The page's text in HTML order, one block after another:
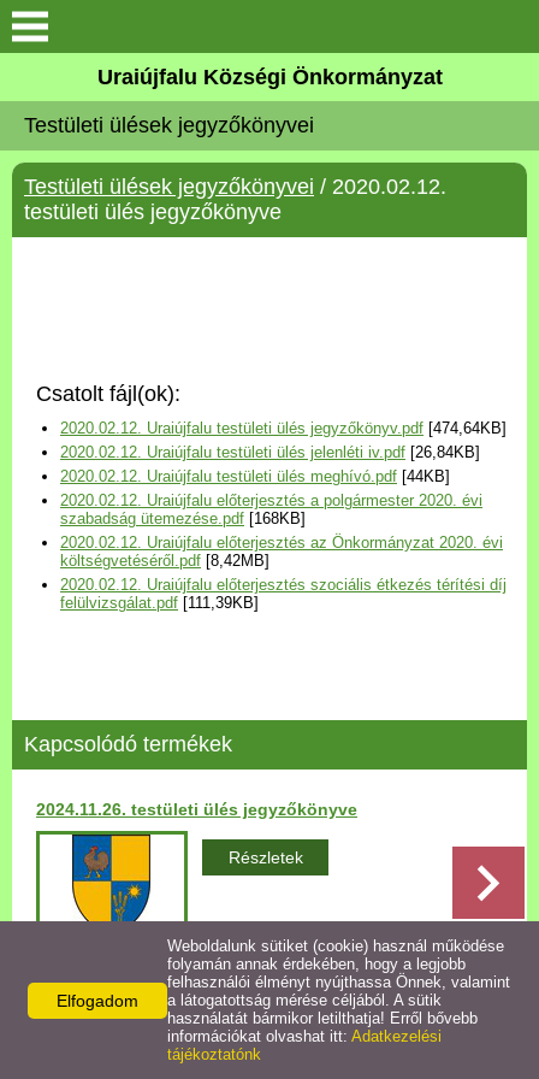
Köszöntő
Elérhetőségek
Uraiújfalu
Választási információk
Versenyképes Járások
Program
Települési Arculati
Kézikönyv
Bezerédj Amália Óvoda
Egyéb intézmények
Egyéb szolgáltatások
Egészségügyi ellátás
Uraiújfalu Sportegyesület
Uraiújfalu Községi Önkormányzat
Testületi ülések jegyzőkönyvei
Testületi ülések jegyzőkönyvei / 2020.02.12.
testületi ülés jegyzőkönyve
Csatolt fájl(ok):
2020.02.12. Uraiújfalu testületi ülés jegyzőkönyv.pdf [474,64KB]
2020.02.12. Uraiújfalu testületi ülés jelenléti iv.pdf [26,84KB]
2020.02.12. Uraiújfalu testületi ülés meghívó.pdf [44KB]
2020.02.12. Uraiújfalu előterjesztés a polgármester 2020. évi
szabadság ütemezése.pdf [168KB]
2020.02.12. Uraiújfalu előterjesztés az Önkormányzat 2020. évi
költségvetéséről.pdf [8,42MB]
2020.02.12. Uraiújfalu előterjesztés szociális étkezés térítési díj
felülvizsgálat.pdf [111,39KB]
Kapcsolódó termékek
2024.11.26. testületi ülés jegyzőkönyve
Részletek
Vissza az előző oldalra!
Elfogadom
Weboldalunk sütiket (cookie) használ működése
folyamán annak érdekében, hogy a legjobb
felhasználói élményt nyújthassa Önnek, valamint
a látogatottság mérése céljából. A sütik
használatát bármikor letilthatja! Erről bővebb
információkat olvashat itt: Adatkezelési
tájékoztatónk